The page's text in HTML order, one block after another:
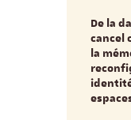
De la
cancel
la